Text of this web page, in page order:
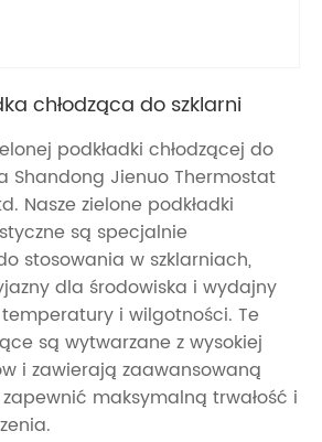
chłodząca do szklarni
podkładki chłodzącej do
Shandong Jienuo Thermostat
Nasze zielone podkładki
są specjalnie
stosowania w szklarniach,
dla środowiska i wydajny
i wilgotności. Te
są wytwarzane z wysokiej
i zawierają zaawansowaną
maksymalną trwałość i